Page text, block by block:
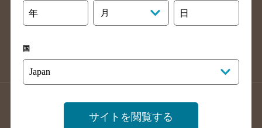
長崎県のバー検索
佐賀県のバー検索
大分県のバー検索
熊本県のバー検索
沖縄県のバー検索
店舗登録方法のご案内
店舗情報更新方法のご案内
掲載店舗様ログイン
年 月 日
国
サイトを閲覧する